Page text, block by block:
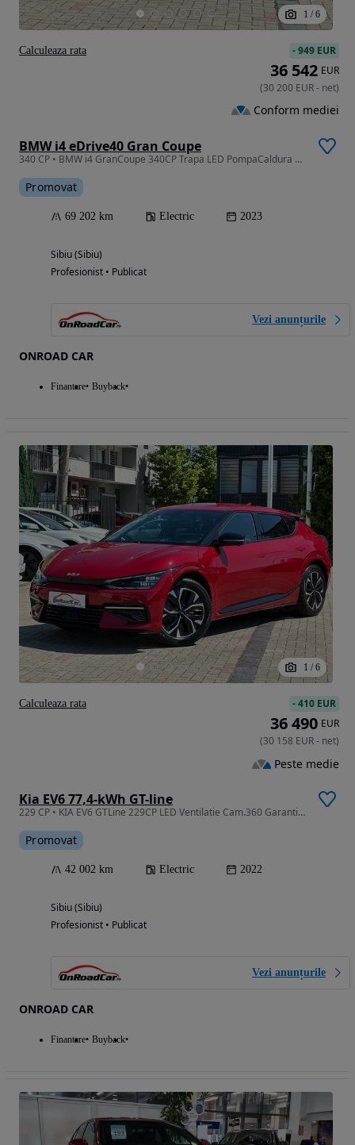
1 / 6
BMW i4 eDrive40 Gran Coupe
340 CP • BMW i4 GranCoupe 340CP Trapa LED PompaCaldura Garantie
Promovat
69 202 km Electric 2023
Sibiu (Sibiu)
Profesionist • Publicat
Vezi anunțurile
ONROAD CAR
Finantare Buyback
-949 EUR
36 542 EUR
(30 200 EUR- net)
Conform mediei
Calculeaza rata
1 / 6
Kia EV6 77,4-kWh GT-line
229 CP • KIA EV6 GTLine 229CP LED Ventilatie Cam.360 Garantie Finantare Leasing
Promovat
42 002 km Electric 2022
Sibiu (Sibiu)
Profesionist • Publicat
Vezi anunțurile
ONROAD CAR
Finantare Buyback
-410 EUR
36 490 EUR
(30 158 EUR- net)
Peste medie
Calculeaza rata